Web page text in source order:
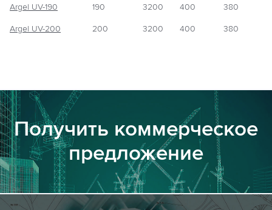
Argel UV-190 190 3200 400 380
Argel UV-200 200 3200 400 380
Получить коммерческое
предложение